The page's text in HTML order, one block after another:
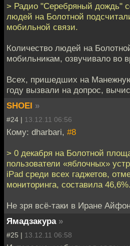
> Радио "Серебряный дождь"
людей на Болотной
мобильной связи.
Количество людей на
мобильникам, озвучивало во
Всех, пришедших на
году вызвали на допрос,
SHOEI »
#24 | 13.12.11 06:56
Кому: dharbari, #8
> 0 декабря на Болотной
пользователи «яблочных»
iPad среди всех гаджетов,
мониторинга, составила 46,6%.
Не зря всё-таки в Иране
Ямадзакура »
#25 | 13.12.11 06:58